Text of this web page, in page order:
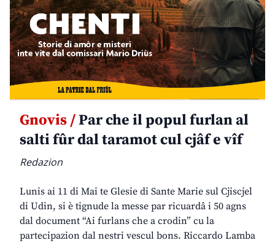
Gnovis /Par che il popul furlan al
salti fûr dal taramot cul cjâf e vîf
Redazion
Lunis ai 11 di Mai te Glesie di Sante Marie sul Cjiscjel
di Udin, si è tignude la messe par ricuardâ i 50 agns
dal document “Ai furlans che a crodin” cu la
partecipazion dal nestri vescul bons. Riccardo Lamba